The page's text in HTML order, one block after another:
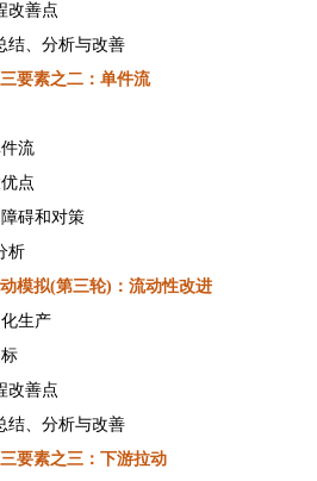
改善点
结、分析与改善
要素之二：单件流
流
点
碍和对策
析
模拟(第三轮) ：流动性改进
生产
改善点
结、分析与改善
要素之三：下游拉动